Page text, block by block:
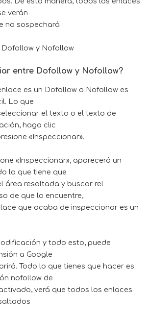
verán
no sospechará
entre Dofollow y Nofollow?
es un Dofollow o Nofollow es
Lo que
el texto o el texto de
haga clic
«Inspeccionar».
«Inspeccionar», aparecerá un
lo que tiene que
área resaltada y buscar rel
de que lo encuentre,
que acaba de inspeccionar es un
y todo esto, puede
a Google
Todo lo que tienes que hacer es
nofollow de
verá que todos los enlaces